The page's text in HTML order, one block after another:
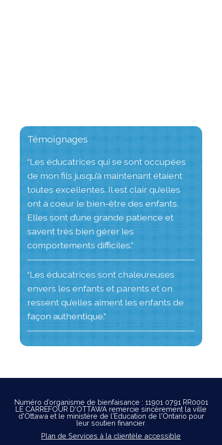
Sidebar
Témoignages
“Les éducatrices qui se sont occupées
de mon fils jusqu’à maintenant étaient
toutes excellentes. Il est clair qu’elles
ont à coeur le bien-être des enfants.
Elles sont d’une grande patience et
savent très bien gérer les
comportements difficiles.”
“Les éducatrices sont chaleureuses
envers les enfants et parents et on
ressent qu’elles aiment les enfants de
façon authentique.”
Numéro d’organisme de bienfaisance : 11901 0791 RR0001
LE CARREFOUR D'OTTAWA remercie sincèrement la ville
d'Ottawa et le ministère de l'Education de l'Ontario pour
leur soutien financier.
Plan de Services à la clientèle accessible